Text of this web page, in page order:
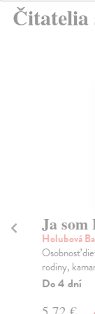
Čitatelia
Ja
Holubová
Osobnosť
rodiny,
Do 4 dní